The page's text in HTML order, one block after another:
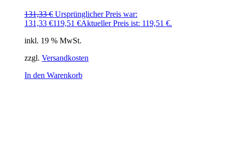
131,33€ Ursprünglicher Preis war:
131,33 €119,51 €Aktueller Preis ist: 119,51 €.
inkl. 19 % MwSt.
zzgl. Versandkosten
In den Warenkorb